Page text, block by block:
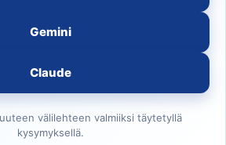
Gemini
Claude
välilehteen valmiiksi täytetyllä
kysymyksellä.